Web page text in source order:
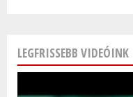
LEGFRISSEBB VIDEÓINK